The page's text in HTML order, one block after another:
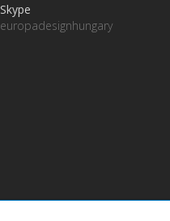
Skype
europadesignhungary